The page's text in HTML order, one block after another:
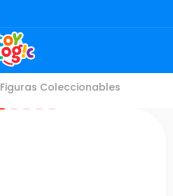
Figuras Coleccionables